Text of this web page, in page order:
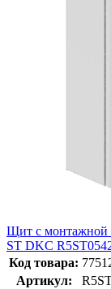
Щит с монтажной
ST DKC
Код товара:
Артикул: